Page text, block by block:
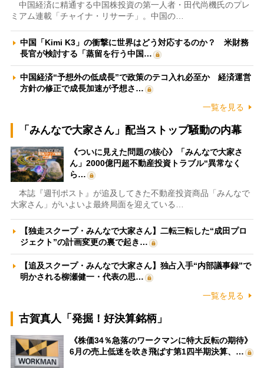
中国経済に精通する中国株投資の第一人者・田代尚機氏のプレ
ミアム連載「チャイナ・リサーチ」。中国の…
中国「Kimi K3」の衝撃に世界はどう対応するのか？ 米財務
長官が検討する「蒸留を行う中国…
中国経済“予想外の低成長”で政策のテコ入れ必至か 経済運営
方針の修正で成長加速が予想さ…
一覧を見る
「みんなで大家さん」配当ストップ騒動の内幕
《ついに見えた問題の核心》「みんなで大家さ
ん」2000億円超不動産投資トラブル“異常なく
ら…
本誌『週刊ポスト』が追及してきた不動産投資商品「みんなで
大家さん」がいよいよ最終局面を迎えている…
【独走スクープ・みんなで大家さん】二転三転した“成田プロ
ジェクト”の計画変更の裏で起き…
【追及スクープ・みんなで大家さん】独占入手“内部議事録”で
明かされる柳瀬健一・代表の思…
一覧を見る
古賀真人「発掘！好決算銘柄」
《株価34％急落のワークマンに特大反転の期待》
6月の売上低迷を吹き飛ばす第1四半期決算、…